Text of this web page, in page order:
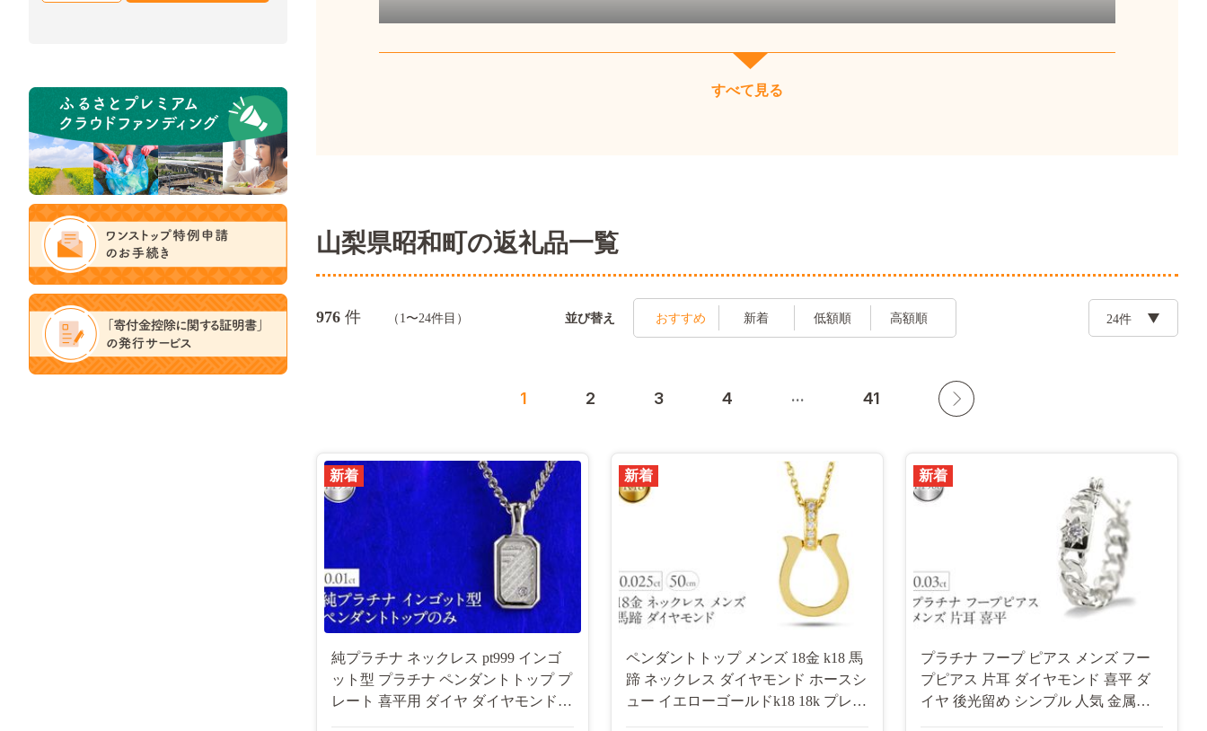
すべて見る
山梨県昭和町の返礼品一覧
976 件 （1〜24件目） 並び替え おすすめ 新着 低額順 高額順
1 2 3 4 ... 41
新着
純プラチナ ネックレス pt999 インゴ
ット型 プラチナ ペンダントトップ プ
レート 喜平用 ダイヤ ダイヤモンド
新着
ペンダントトップ メンズ 18金 k18 馬
蹄 ネックレス ダイヤモンド ホースシ
ュー イエローゴールドk18 18k プレゼ
新着
プラチナ フープ ピアス メンズ フー
プピアス 片耳 ダイヤモンド 喜平 ダ
イヤ 後光留め シンプル 人気 金属ア